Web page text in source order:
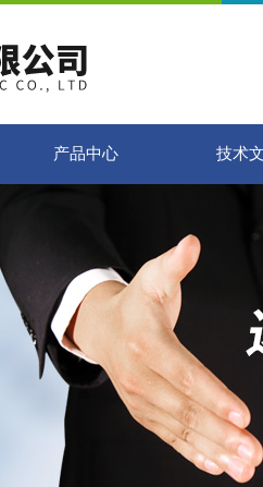
产品中心 技术